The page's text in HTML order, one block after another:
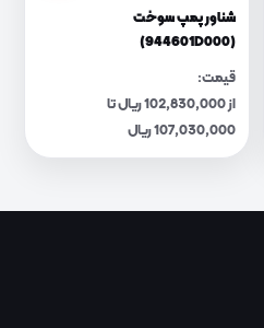
شناور پمپ سوخت
(944601D000)
قیمت:
از 102,830,000 ریال تا
107,030,000 ریال